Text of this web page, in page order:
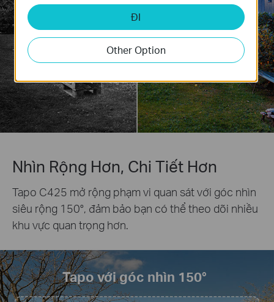
Nhìn Rộng Hơn, Chi Tiết Hơn
Tapo C425 mở rộng phạm vi quan sát với góc nhìn
siêu rộng 150°, đảm bảo bạn có thể theo dõi nhiều
khu vực quan trọng hơn.
Tapo với góc nhìn 150°
ĐI
Other Option